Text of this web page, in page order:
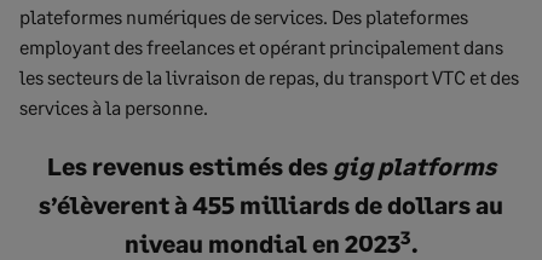
plateformes numériques de services. Des plateformes
employant des freelances et opérant principalement dans
les secteurs de la livraison de repas, du transport VTC et des
services à la personne.
Les revenus estimés des gig platforms
s’élèverent à455 milliards de dollarsau
niveau mondial en 20233.